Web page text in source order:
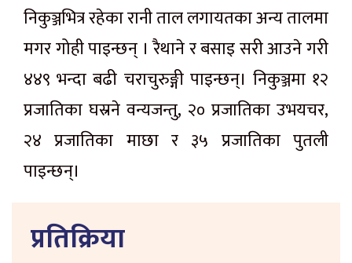
निकुञ्जभित्र रहेका रानी ताल लगायतका अन्य तालमा
मगर गोही पाइन्छन् । रैथाने र बसाइ सरी आउने गरी
४४९ भन्दा बढी चराचुरुङ्गी पाइन्छन्। निकुञ्जमा १२
प्रजातिका घस्रने वन्यजन्तु, २० प्रजातिका उभयचर,
२४ प्रजातिका माछा र ३५ प्रजातिका पुतली
पाइन्छन्।
प्रतिक्रिया